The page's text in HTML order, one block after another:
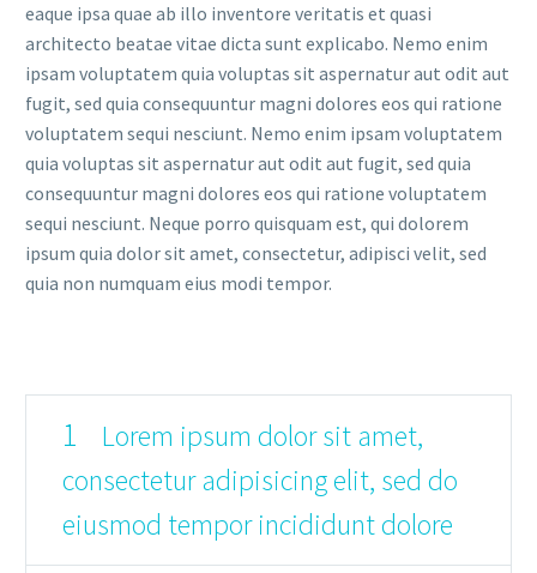
eaque ipsa quae ab illo inventore veritatis et quasi
architecto beatae vitae dicta sunt explicabo. Nemo enim
ipsam voluptatem quia voluptas sit aspernatur aut odit aut
fugit, sed quia consequuntur magni dolores eos qui ratione
voluptatem sequi nesciunt. Nemo enim ipsam voluptatem
quia voluptas sit aspernatur aut odit aut fugit, sed quia
consequuntur magni dolores eos qui ratione voluptatem
sequi nesciunt. Neque porro quisquam est, qui dolorem
ipsum quia dolor sit amet, consectetur, adipisci velit, sed
quia non numquam eius modi tempor.
1
Lorem ipsum dolor sit amet,
consectetur adipisicing elit, sed do
eiusmod tempor incididunt dolore